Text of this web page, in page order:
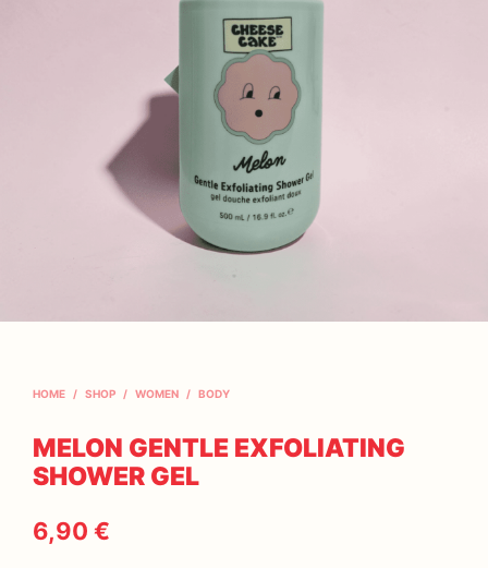
HOME / SHOP / WOMEN / BODY
MELON GENTLE EXFOLIATING
SHOWER GEL
6,90 €